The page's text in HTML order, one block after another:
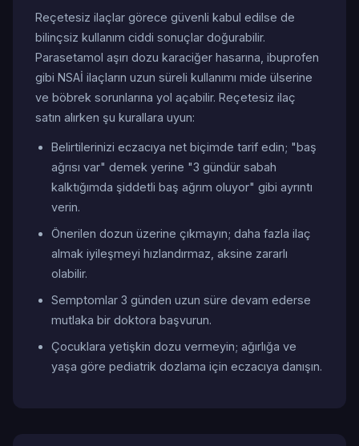
Reçetesiz ilaçlar görece güvenli kabul edilse de
bilinçsiz kullanım ciddi sonuçlar doğurabilir.
Parasetamol aşırı dozu karaciğer hasarına, ibuprofen
gibi NSAİ ilaçların uzun süreli kullanımı mide ülserine
ve böbrek sorunlarına yol açabilir. Reçetesiz ilaç
satın alırken şu kurallara uyun:
Belirtilerinizi eczacıya net biçimde tarif edin; "baş
ağrısı var" demek yerine "3 gündür sabah
kalktığımda şiddetli baş ağrım oluyor" gibi ayrıntı
verin.
Önerilen dozun üzerine çıkmayın; daha fazla ilaç
almak iyileşmeyi hızlandırmaz, aksine zararlı
olabilir.
Semptomlar 3 günden uzun süre devam ederse
mutlaka bir doktora başvurun.
Çocuklara yetişkin dozu vermeyin; ağırlığa ve
yaşa göre pediatrik dozlama için eczacıya danışın.